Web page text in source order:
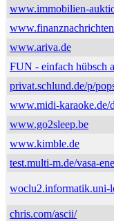
www.immobilien-
www.ariva.de
FUN - einfach hübsch
privat.schlund.de/p/
www.midi-karaoke.de/
www.go2sleep.be
www.kimble.de
test.multi-m.de/vasa-
woclu2.informatik.uni-
chris.com/ascii/